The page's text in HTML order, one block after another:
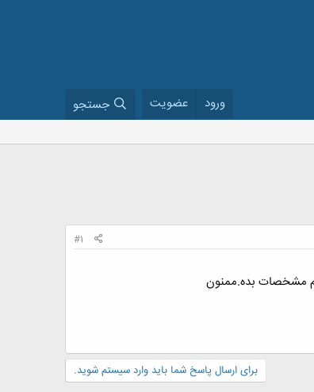
ورود عضویت جستجو
#1
مشخصات بده.ممنون
برای ارسال پاسخ شما باید وارد سیستم شوید.